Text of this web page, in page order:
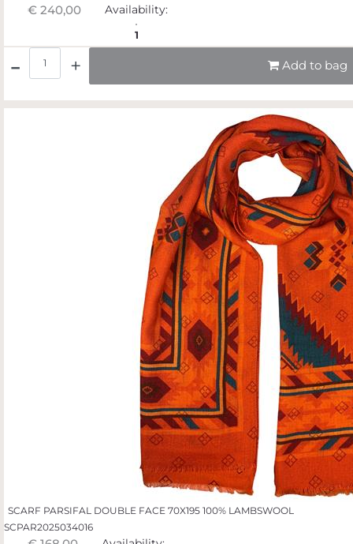
€ 240,00 Availability:
1
Add to bag
SCARF PARSIFAL DOUBLE FACE 70X195 100% LAMBSWOOL
SCPAR2025034016